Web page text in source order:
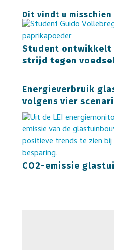
Dit vindt u
Student ontwikkelt
strijd tegen
Energieverbruik
volgens vier
CO2-emissie